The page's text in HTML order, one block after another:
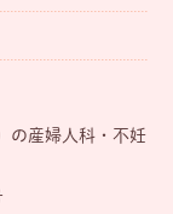
の産婦人科・不妊